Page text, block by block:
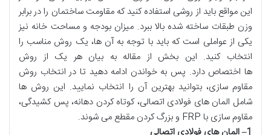
این مواقع باید از روشی استفاده کنید که مقاومت ساختمان را در برابر
وزن طبقات ساخته شده بالا ببرد. میزان بودجه و مساحت خانه نیز
یکی از عواملی است که باید با توجه به آن ها، یک روش مناسب را
انتخاب کنید. این بخش از مقاله به بیان هر یک از روش
ها اختصاص دارد. پس به خواندن ادامه دهید تا در انتخاب روش
مقاوم سازی، بتوانید بهترین آن را انتخاب نمایید. این روش ها
شامل المان های فولادی اتصالی، کوتاه کردن دهانه، پس کشیدگی،
مقاوم سازی با FRP و بزرگ کردن مقطع می شوند.